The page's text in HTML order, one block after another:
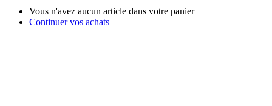
Vous n'avez aucun article dans votre panier
Continuer vos achats